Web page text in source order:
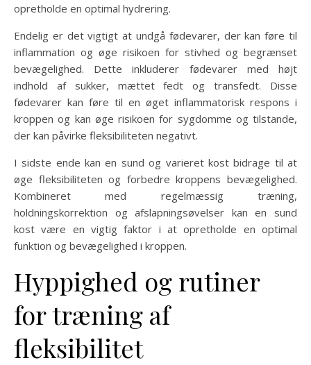
opretholde en optimal hydrering.
Endelig er det vigtigt at undgå fødevarer, der kan føre til
inflammation og øge risikoen for stivhed og begrænset
bevægelighed. Dette inkluderer fødevarer med højt
indhold af sukker, mættet fedt og transfedt. Disse
fødevarer kan føre til en øget inflammatorisk respons i
kroppen og kan øge risikoen for sygdomme og tilstande,
der kan påvirke fleksibiliteten negativt.
I sidste ende kan en sund og varieret kost bidrage til at
øge fleksibiliteten og forbedre kroppens bevægelighed.
Kombineret med regelmæssig træning,
holdningskorrektion og afslapningsøvelser kan en sund
kost være en vigtig faktor i at opretholde en optimal
funktion og bevægelighed i kroppen.
Hyppighed og rutiner
for træning af
fleksibilitet